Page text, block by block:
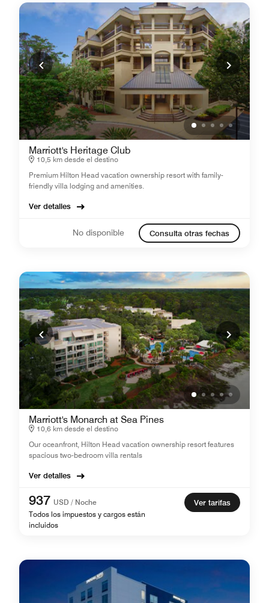
Marriott's Heritage Club
10,5 km desde el destino
Premium Hilton Head vacation ownership resort with family-
friendly villa lodging and amenities.
Ver detalles
No disponible Consulta otras fechas
Marriott's Monarch at Sea Pines
10,6 km desde el destino
Our oceanfront, Hilton Head vacation ownership resort features
spacious two-bedroom villa rentals
Ver detalles
937 USD / Noche
Todos los impuestos y cargos están
incluidos
Ver tarifas